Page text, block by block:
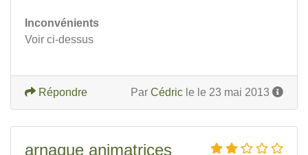
Inconvénients
Voir ci-dessus
Par Cédric le le 23 mai 2013
Répondre
arnaque animatrices